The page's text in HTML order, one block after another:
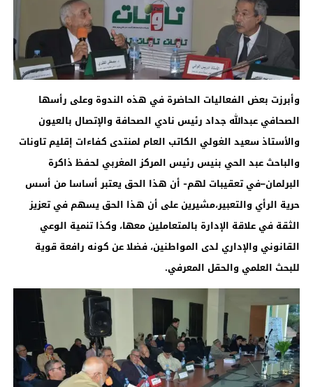
وأبرزت بعض الفعاليات الحاضرة في هذه الندوة وعلى رأسها
الصحافي عبدالله جداد رئيس نادي الصحافة والإتصال بالعيون
والأستاذ سعيد الغولي الكاتب العام لمنتدى كفاءات إقليم تاونات
والباحث عبد الحي بنيس رئيس المركز المغربي لحفظ ذاكرة
البرلمان–في تعقيبات لهم- أن هذا الحق يعتبر أساسا من أسس
حرية الرأي والتعبير،مشيرين على أن هذا الحق يسهم في تعزيز
الثقة في علاقة الإدارة بالمتعاملين معها، وكذا تنمية الوعي
القانوني والإداري لدى المواطنين، فضلا عن كونه رافعة قوية
للبحث العلمي والحقل المعرفي.